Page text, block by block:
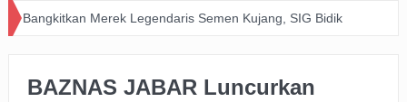
Bangkitkan Merek Legendaris Semen Kujang, SIG Bidik
dengan PERSIB
BAZNAS JABAR Luncurkan